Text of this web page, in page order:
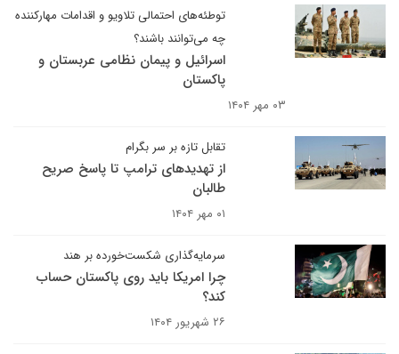
توطئه‌‌های احتمالی تلاویو و اقدامات مهارکننده
چه می‌توانند باشند؟
اسرائیل و پیمان نظامی عربستان و
پاکستان
۰۳ مهر ۱۴۰۴
تقابل تازه بر سر بگرام
از تهدیدهای ترامپ تا پاسخ صریح
طالبان
۰۱ مهر ۱۴۰۴
سرمایه‌گذاری شکست‌خورده بر هند
چرا امریکا باید روی پاکستان حساب
کند؟
۲۶ شهریور ۱۴۰۴